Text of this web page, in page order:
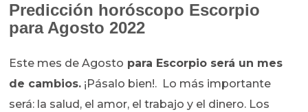
Predicción horóscopo Escorpio
para Agosto 2022
Este mes de Agosto para Escorpio será un mes
de cambios. ¡Pásalo bien!. Lo más importante
será: la salud, el amor, el trabajo y el dinero. Los